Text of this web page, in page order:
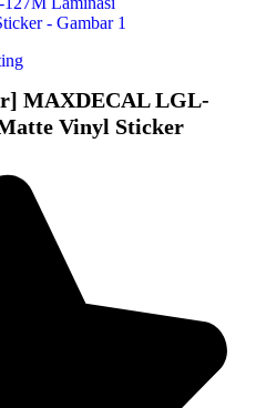
MAXDECAL LGL-
Vinyl Sticker